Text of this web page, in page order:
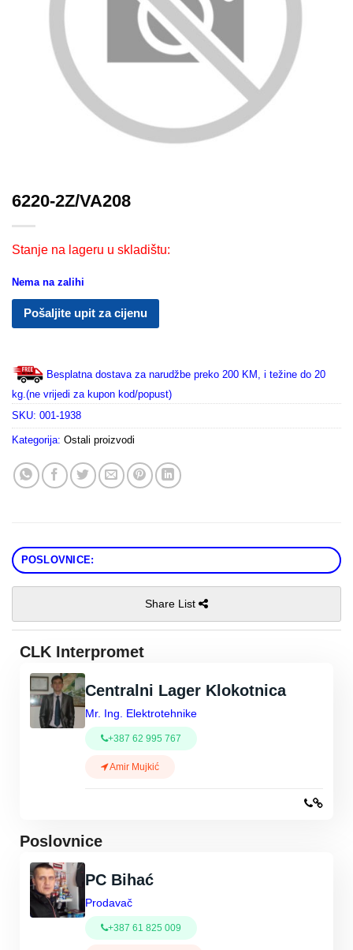
6220-2Z/VA208
Stanje na lageru u skladištu:
Nema na zalihi
Pošaljite upit za cijenu
Besplatna dostava za narudžbe preko 200 KM, i težine do 20
kg.(ne vrijedi za kupon kod/popust)
SKU: 001-1938
Kategorija: Ostali proizvodi
POSLOVNICE:
Share List
CLK Interpromet
Centralni Lager Klokotnica
Mr. Ing. Elektrotehnike
+387 62 995 767
Amir Mujkić
Poslovnice
PC Bihać
Prodavač
+387 61 825 009